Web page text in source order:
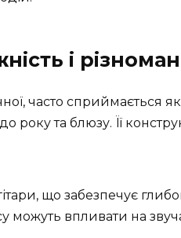
і
часто сприймається
року та блюзу. Її
що забезпечує
можуть впливати на